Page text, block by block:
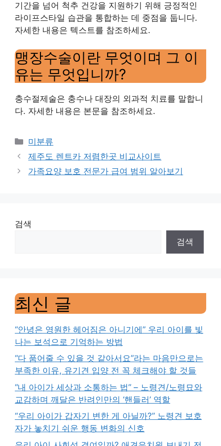
기간을 넘어 척추 건강을 지원하기 위해 긍정적인
라이프스타일 습관을 통합하는 데 중점을 둡니다.
자세한 내용은 텍스트를 참조하세요.
맹장수술이란 무엇이며 그 이
유는 무엇입니까?
충수절제술은 충수나 대장의 외과적 치료를 말합니
다. 자세한 내용은 본문을 참조하세요.
Categories
미분류
제주도 렌트카 저렴한곳 비교사이트
가족요양 보호 전문가 급여 범위 알아보기
검색
검색
최신 글
“안녕은 영원한 헤어짐은 아니기에” 우리 아이를 빛
나는 보석으로 기억하는 방법
“다 품어줄 수 있을 것 같아서요”라는 마음만으로는
부족한 이유, 유기견 입양 전 꼭 체크해야 할 것들
“내 아이가 세상과 소통하는 법” – 노령견/노령묘와
교감하며 깨달은 반려인만의 ‘핸들러’ 역할
“우리 아이가 갑자기 변한 게 아닐까?” 노령견 보호
자가 놓치기 쉬운 행동 변화의 신호